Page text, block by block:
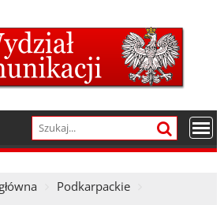
Podkarpackie